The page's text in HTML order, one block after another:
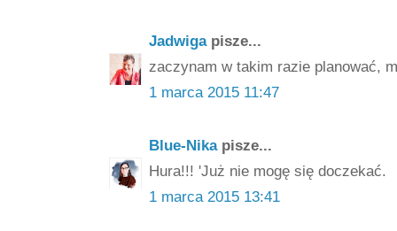
Jadwigapisze...
zaczynam w takim razie planować,
1 marca 2015 11:47
Blue-Nikapisze...
Hura!!! 'Już nie mogę się doczekać.
1 marca 2015 13:41